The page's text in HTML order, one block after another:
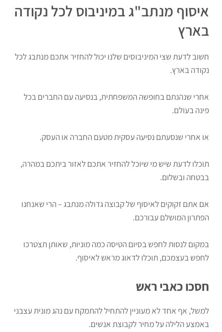
איסוף מנתב"ג במיניבוס לכל נקודה
בארץ
חשוב לדעת שצי המיניבוסים שלנו יכול להחזיר אתכם מנתבג לכל
נקודה בארץ.
אחרי שנהנתם בחופשה המשפחתית, בנסיעה עם החברים בכל
פינה בעולם.
או אחרי שנסעתם נסיעה עסקית מטעם החברה או העסק.
תוכלו לדעת שיש מי שיוכל להחזיר אתכם לאזור ביתכם במהרה,
בבטחה ובשלום.
אם אתם זקוקים לאיסוף של קבוצה גדולה מנתבג – הרי שאנחנו
הפתרון המושלם עבורכם.
במקום לנסות לחפש בסיום הטיסה כמה מוניות, שאותן תצטרכו
לחפש בעצמכם, תוכלו לדאוג מראש לאיסוף.
חסכו כאבי ראש
למשל, אף אחד לא מעוניין להתחיל להתמקח עם נהג מונית עצבני
באמצע הלילה על מחיר לקבוצת אנשים.